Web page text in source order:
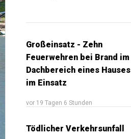
Großeinsatz - Zehn
Feuerwehren bei Brand im
Dachbereich eines Hauses
im Einsatz
vor 19 Tagen 6 Stunden
Tödlicher Verkehrsunfall